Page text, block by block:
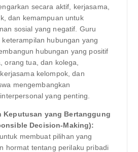
secara aktif, kerjasama,
dan kemampuan untuk
sosial yang negatif. Guru
keterampilan hubungan yang
hubungan yang positif
orang tua, dan kolega,
kelompok, dan
mengembangkan
yang penting.
Keputusan yang Bertanggung
Decision-Making):
membuat pilihan yang
hormat tentang perilaku pribadi